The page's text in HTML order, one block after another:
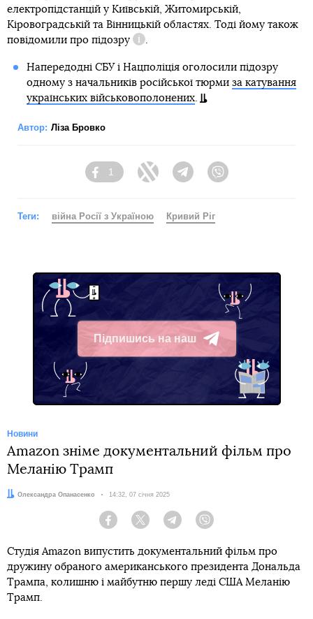
електропідстанцій у Київській, Житомирській,
Кіровоградській та Вінницькій областях. Тоді йому також
повідомили про підозру
Довідка
.
Напередодні СБУ і Нацполіція оголосили підозру
одному з начальників російської тюрми за катування
українських військовополонених.
Автор: Ліза Бровко
Facebook
1
Twitter TelegramViber
Теги: війна Росії з Україною Кривий Ріг
Підпишись на наш
Telegram
Новини
Amazon зніме документальний фільм про
Меланію Трамп
Автор:
Олександра Опанасенко Дата:
14:32, 07 січня 2025
Facebook Twitter Telegram
Студія Amazon випустить документальний фільм про
дружину обраного американського президента Дональда
Трампа, колишню і майбутню першу леді США Меланію
Трамп.